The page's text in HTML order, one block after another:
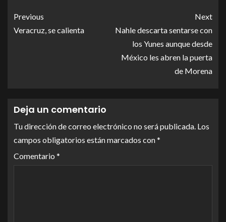
Previous
Veracruz, se calienta
Next
Nahle descarta sentarse con
los Yunes aunque desde
México les abren la puerta
de Morena
Deja un comentario
Tu dirección de correo electrónico no será publicada. Los
campos obligatorios están marcados con*
Comentario *